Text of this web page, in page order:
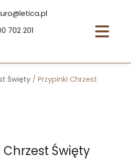
702 201
Święty / Przypinki Chrzest
Chrzest Święty